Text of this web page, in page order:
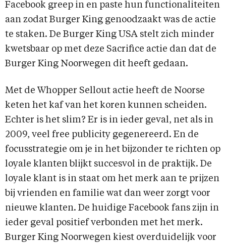
Facebook greep in en paste hun functionaliteiten
aan zodat Burger King genoodzaakt was de actie
te staken. De Burger King USA stelt zich minder
kwetsbaar op met deze Sacrifice actie dan dat de
Burger King Noorwegen dit heeft gedaan.
Met de Whopper Sellout actie heeft de Noorse
keten het kaf van het koren kunnen scheiden.
Echter is het slim? Er is in ieder geval, net als in
2009, veel free publicity gegenereerd. En de
focusstrategie om je in het bijzonder te richten op
loyale klanten blijkt succesvol in de praktijk. De
loyale klant is in staat om het merk aan te prijzen
bij vrienden en familie wat dan weer zorgt voor
nieuwe klanten. De huidige Facebook fans zijn in
ieder geval positief verbonden met het merk.
Burger King Noorwegen kiest overduidelijk voor